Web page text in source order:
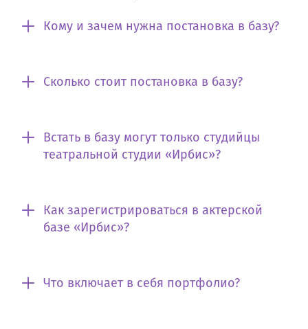
Кому и зачем нужна постановка в базу?
Сколько стоит постановка в базу?
Встать в базу могут только студийцы
театральной студии «Ирбис»?
Как зарегистрироваться в актерской
базе «Ирбис»?
Что включает в себя портфолио?